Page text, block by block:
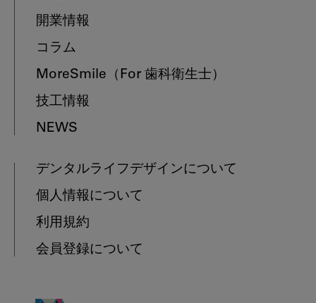
開業情報
コラム
MoreSmile （For 歯科衛生士）
技工情報
NEWS
デンタルライフデザインについて
個人情報について
利用規約
会員登録について